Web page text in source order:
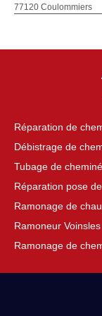
77120 Coulommiers
Réparation de
Débistrage de
Tubage de
Réparation pose
Ramonage de
Ramoneur Voinsles
Ramonage de